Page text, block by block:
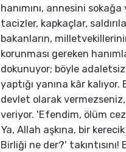
hanımını, annesini
tacizler, kapkaçlar,
bakanların,
korunması gereken
dokunuyor; böyle
yaptığı yanına kâr
devlet olarak
veriyor. 'Efendim, ölüm
Ya, Allah aşkına, bir
Birliği ne der?'